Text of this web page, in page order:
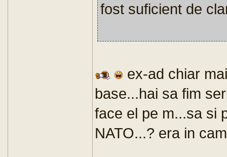
fost suficient de
ex-ad chiar
base...hai sa fim
face el pe m...sa si
NATO...? era in